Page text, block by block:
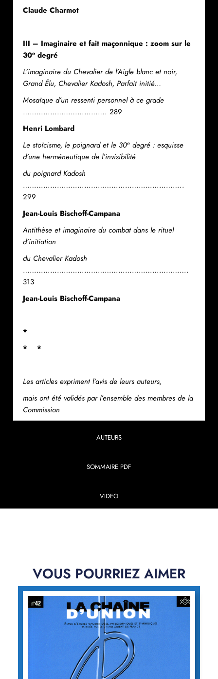
AUTEURS
SOMMAIRE PDF
VIDEO
Claude Charmot
III – Imaginaire et fait maçonnique : zoom sur le
30edegré
L’imaginaire du Chevalier de l’Aigle blanc et noir,
Grand Élu, Chevalier Kadosh, Parfait initié…
Mosaïque d’un ressenti personnel à ce grade
………………………………. 289
Henri Lombard
Le stoïcisme, le poignard et le 30edegré : esquisse
d’une herméneutique de l’invisibilité
du poignard Kadosh
……………………………………………………………..
299
Jean-Louis Bischoff-Campana
Antithèse et imaginaire du combat dans le rituel
d’initiation
du Chevalier Kadosh
……………………………………………………………….
313
Jean-Louis Bischoff-Campana
*
* *
Les articles expriment l’avis de leurs auteurs,
mais ont été validés par l’ensemble des membres de la
Commission
VOUS POURRIEZ AIMER